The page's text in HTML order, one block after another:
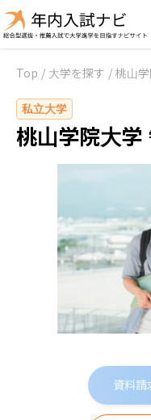
Top / 大学を探す / 桃山
私立大学
桃山学院大学
資料請